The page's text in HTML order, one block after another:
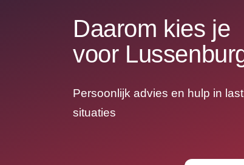
Daarom kies je
voor
Persoonlijk advies en hulp in
situaties